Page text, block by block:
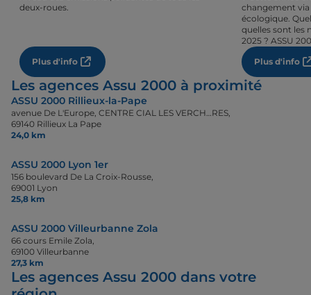
deux-roues.
Plus d'info
changement
écologique.
quelles sont les
2025 ? ASSU
Plus d'info
Les agences Assu 2000 à proximité
ASSU 2000 Rillieux-la-Pape
avenue De L'Europe, CENTRE CIAL LES VERCH…RES,
69140 Rillieux La Pape
24,0 km
ASSU 2000 Lyon 1er
156 boulevard De La Croix-Rousse,
69001 Lyon
25,8 km
ASSU 2000 Villeurbanne Zola
66 cours Emile Zola,
69100 Villeurbanne
27,3 km
Les agences Assu 2000 dans votre